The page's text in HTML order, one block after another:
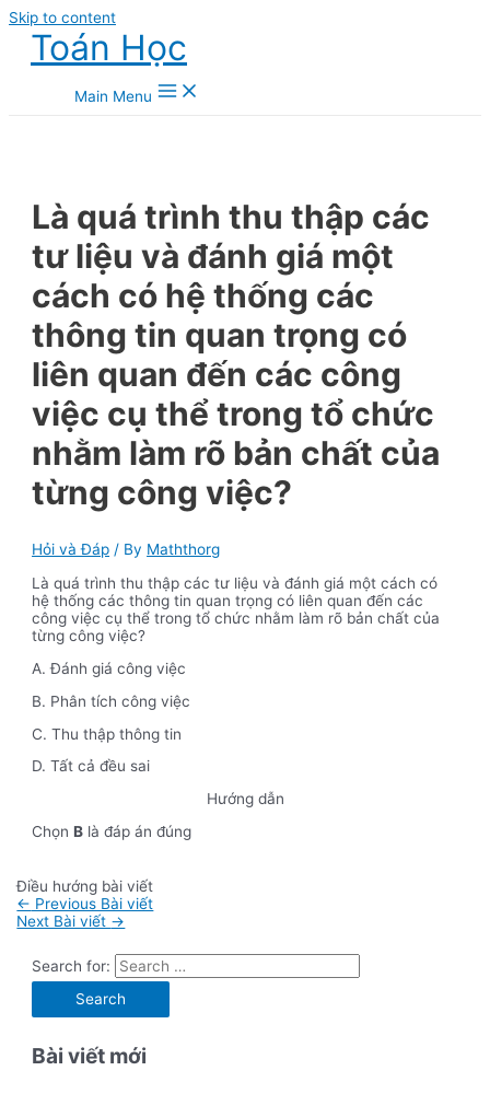
Skip to content
Toán Học
Main Menu
Là quá trình thu thập các
tư liệu và đánh giá một
cách có hệ thống các
thông tin quan trọng có
liên quan đến các công
việc cụ thể trong tổ chức
nhằm làm rõ bản chất của
từng công việc?
Hỏi và Đáp / By Maththorg
Là quá trình thu thập các tư liệu và đánh giá một cách có
hệ thống các thông tin quan trọng có liên quan đến các
công việc cụ thể trong tổ chức nhằm làm rõ bản chất của
từng công việc?
A. Đánh giá công việc
B. Phân tích công việc
C. Thu thập thông tin
D. Tất cả đều sai
Hướng dẫn
ChọnB là đáp án đúng
Điều hướng bài viết
← Previous Bài viết
Next Bài viết →
Search for:
Bài viết mới